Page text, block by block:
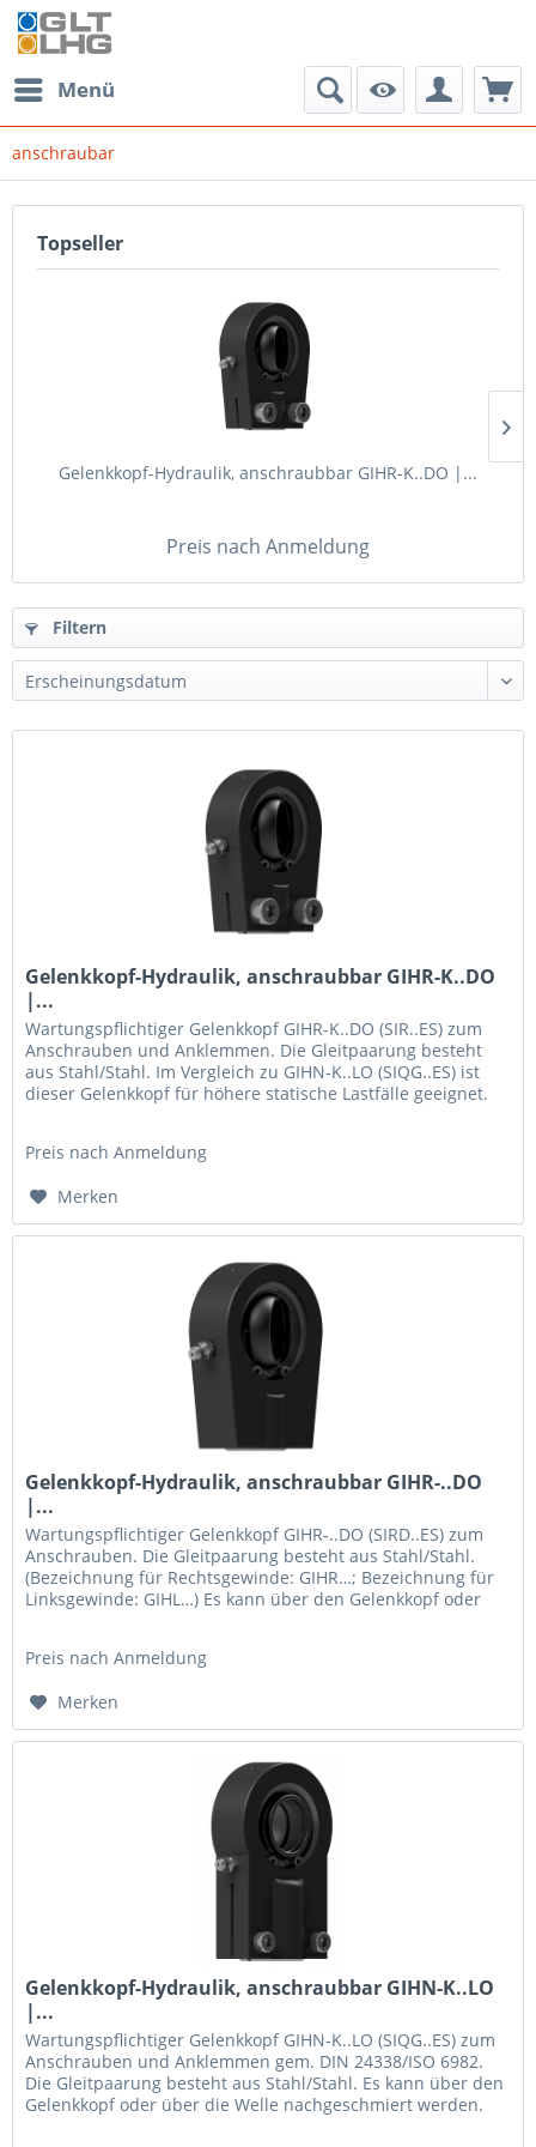
Menü
anschraubar
Topseller
Gelenkkopf-Hydraulik, anschraubbar GIHR-K..DO |...
Preis nach Anmeldung
Filtern
Gelenkkopf-Hydraulik, anschraubbar GIHR-K..DO
|...
Wartungspflichtiger Gelenkkopf GIHR-K..DO (SIR..ES) zum
Anschrauben und Anklemmen. Die Gleitpaarung besteht
aus Stahl/Stahl. Im Vergleich zu GIHN-K..LO (SIQG..ES) ist
dieser Gelenkkopf für höhere statische Lastfälle geeignet.
Preis nach Anmeldung
Merken
Gelenkkopf-Hydraulik, anschraubbar GIHR-..DO
|...
Wartungspflichtiger Gelenkkopf GIHR-..DO (SIRD..ES) zum
Anschrauben. Die Gleitpaarung besteht aus Stahl/Stahl.
(Bezeichnung für Rechtsgewinde: GIHR…; Bezeichnung für
Linksgewinde: GIHL…) Es kann über den Gelenkkopf oder
Preis nach Anmeldung
Merken
Gelenkkopf-Hydraulik, anschraubbar GIHN-K..LO
|...
Wartungspflichtiger Gelenkkopf GIHN-K..LO (SIQG..ES) zum
Anschrauben und Anklemmen gem. DIN 24338/ISO 6982.
Die Gleitpaarung besteht aus Stahl/Stahl. Es kann über den
Gelenkkopf oder über die Welle nachgeschmiert werden.